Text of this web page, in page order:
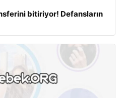
bitiriyor! Defansların